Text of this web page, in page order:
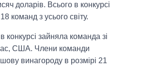
доларів. Всього в конкурсі
команд з усього світу.
конкурсі зайняла команда зі
США. Члени команди
винагороду в розмірі 21